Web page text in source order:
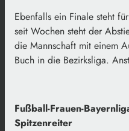
Ebenfalls ein Finale steht
seit Wochen steht der
die Mannschaft mit einem
Buch in die Bezirksliga.
Fußball-Frauen-
Spitzenreiter